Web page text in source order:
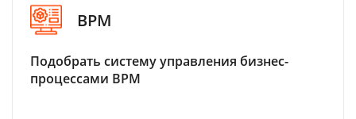
BPM
Подобрать систему управления бизнес-
процессами BPM